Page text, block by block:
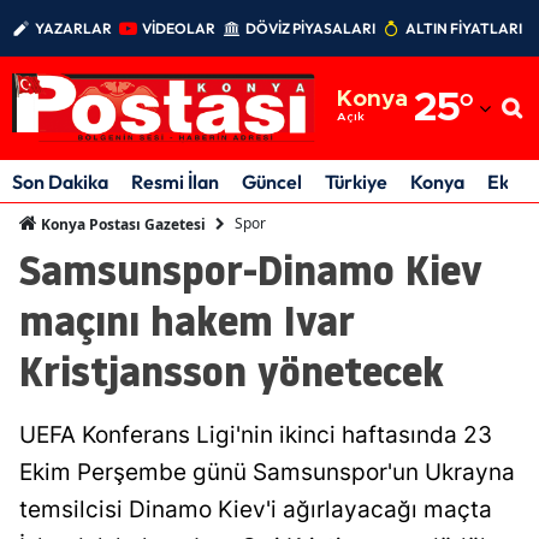
YAZARLAR VİDEOLAR DÖVİZ PİYASALARI ALTIN FİYATLARI
Konya
Açık 25°
Adıyaman
Afyonkarahisar
Amasya
Antalya
Aydın
Balıkesir
Son Dakika Resmi İlan Güncel Türkiye Konya
Konya Postası Gazetesi Spor
Samsunspor-Dinamo Kiev
maçını hakem Ivar
Kristjansson yönetecek
UEFA Konferans Ligi'nin ikinci haftasında 23
Ekim Perşembe günü Samsunspor'un Ukrayna
temsilcisi Dinamo Kiev'i ağırlayacağı maçta